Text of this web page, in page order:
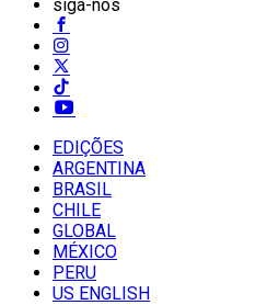
siga-nos
EDIÇÕES
ARGENTINA
BRASIL
CHILE
GLOBAL
MÉXICO
PERU
US ENGLISH